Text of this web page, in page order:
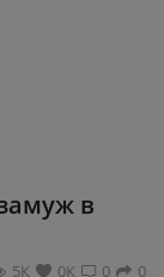
в
0
0
0К
5К